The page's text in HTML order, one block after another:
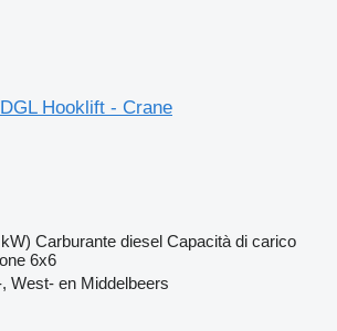
Hooklift - Crane
Carburante diesel Capacità di carico
6x6
West- en Middelbeers